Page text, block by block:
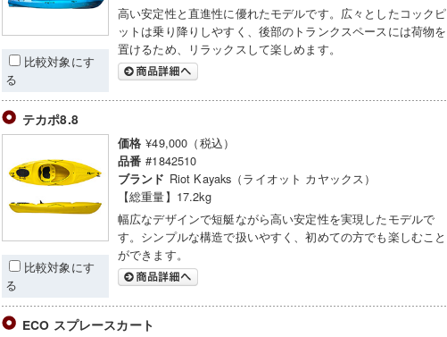
比較対象にす
る
高い安定性と直進性に優れたモデルです。広々としたコックピ
ットは乗り降りしやすく、後部のトランクスペースには荷物を
置けるため、リラックスして楽しめます。
テカポ8.8
比較対象にす
る
価格 ¥49,000（税込）
品番 #1842510
ブランド Riot Kayaks（ライオット カヤックス）
【総重量】17.2kg
幅広なデザインで短艇ながら高い安定性を実現したモデルで
す。シンプルな構造で扱いやすく、初めての方でも楽しむこと
ができます。
ECO スプレースカート